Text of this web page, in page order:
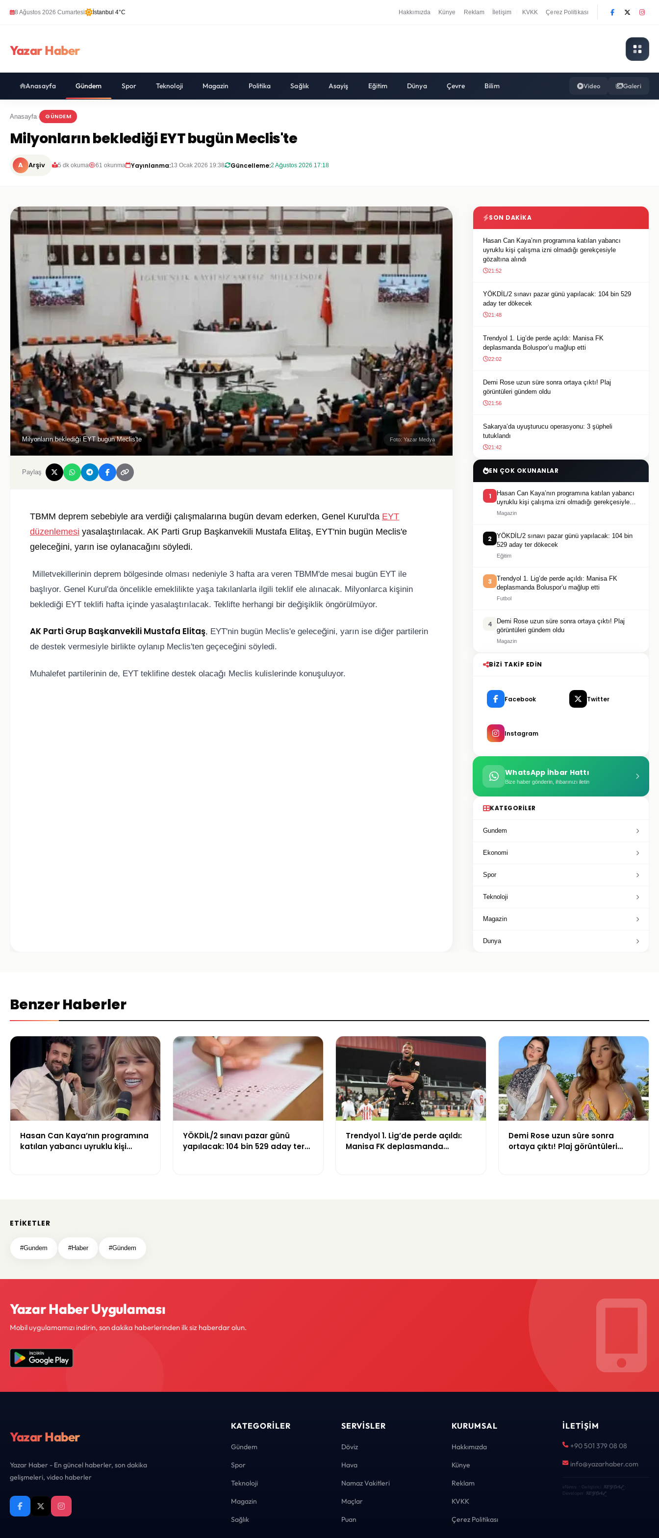
8 Ağustos 2026 Cumartesi İstanbul 4°C Hakkımızda Künye Reklam İletişim KVKK Çerez Politikası
Yazar Haber
Anasayfa Gündem Spor Teknoloji Magazin Politika Sağlık Asayiş Eğitim Dünya Çevre Bilim Video Galeri
Anasayfa GÜNDEM
Milyonların beklediği EYT bugün Meclis'te
A Arşiv 5 dk okuma 61 okunma Yayınlanma:13 Ocak 2026 19:38 Güncelleme:2 Ağustos 2026 17:18
Milyonların beklediği EYT bugün Meclis'te Foto: Yazar Medya
Paylaş
TBMM deprem sebebiyle ara verdiği çalışmalarına bugün devam ederken, Genel Kurul'da EYT
düzenlemesi yasalaştırılacak. AK Parti Grup Başkanvekili Mustafa Elitaş, EYT'nin bugün Meclis'e
geleceğini, yarın ise oylanacağını söyledi.
Milletvekillerinin deprem bölgesinde olması nedeniyle 3 hafta ara veren TBMM'de mesai bugün EYT ile
başlıyor. Genel Kurul'da öncelikle emeklilikte yaşa takılanlarla ilgili teklif ele alınacak. Milyonlarca kişinin
beklediği EYT teklifi hafta içinde yasalaştırılacak. Teklifte herhangi bir değişiklik öngörülmüyor.
AK Parti Grup Başkanvekili Mustafa Elitaş, EYT'nin bugün Meclis'e geleceğini, yarın ise diğer partilerin
de destek vermesiyle birlikte oylanıp Meclis'ten geçeceğini söyledi.
Muhalefet partilerinin de, EYT teklifine destek olacağı Meclis kulislerinde konuşuluyor.
SON DAKIKA
Hasan Can Kaya’nın programına katılan yabancı
uyruklu kişi çalışma izni olmadığı gerekçesiyle
gözaltına alındı
21:52
YÖKDİL/2 sınavı pazar günü yapılacak: 104 bin 529
aday ter dökecek
21:48
Trendyol 1. Lig’de perde açıldı: Manisa FK
deplasmanda Boluspor’u mağlup etti
22:02
Demi Rose uzun süre sonra ortaya çıktı! Plaj
görüntüleri gündem oldu
21:56
Sakarya’da uyuşturucu operasyonu: 3 şüpheli
tutuklandı
21:42
EN ÇOK OKUNANLAR
1
Hasan Can Kaya’nın programına katılan yabancı
uyruklu kişi çalışma izni olmadığı gerekçesiyle
gözaltına alındı
Magazin
2
YÖKDİL/2 sınavı pazar günü yapılacak: 104 bin
529 aday ter dökecek
Eğitim
3
Trendyol 1. Lig’de perde açıldı: Manisa FK
deplasmanda Boluspor’u mağlup etti
Futbol
4
Demi Rose uzun süre sonra ortaya çıktı! Plaj
görüntüleri gündem oldu
Magazin
BIZI TAKIP EDIN
Facebook Twitter
Instagram
WhatsApp İhbar Hattı
Bize haber gönderin, ihbarınızı iletin
KATEGORILER
Gundem
Ekonomi
Spor
Teknoloji
Magazin
Dunya
Benzer Haberler
Hasan Can Kaya’nın programına
katılan yabancı uyruklu kişi
YÖKDİL/2 sınavı pazar günü
yapılacak: 104 bin 529 aday ter
Trendyol 1. Lig’de perde açıldı:
Manisa FK deplasmanda
Demi Rose uzun süre sonra
ortaya çıktı! Plaj görüntüleri
ETIKETLER
#Gundem #Haber #Gündem
Yazar Haber Uygulaması
Mobil uygulamamızı indirin, son dakika haberlerinden ilk siz haberdar olun.
Yazar Haber
Yazar Haber - En güncel haberler, son dakika
gelişmeleri, video haberler
KATEGORILER
Gündem
Spor
Teknoloji
Magazin
Sağlık
SERVISLER
Döviz
Hava
Namaz Vakitleri
Maçlar
Puan
KURUMSAL
Hakkımızda
Künye
Reklam
KVKK
Çerez Politikası
İLETIŞIM
+90 501 379 08 08
info@yazarhaber.com
eNews · Geliştirici KEYDAL·
Developer KEYDAL